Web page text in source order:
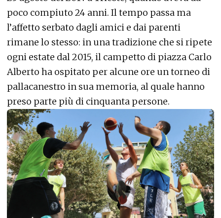
poco compiuto 24 anni. Il tempo passa ma
l’affetto serbato dagli amici e dai parenti
rimane lo stesso: in una tradizione che si ripete
ogni estate dal 2015, il campetto di piazza Carlo
Alberto ha ospitato per alcune ore un torneo di
pallacanestro in sua memoria, al quale hanno
preso parte più di cinquanta persone.